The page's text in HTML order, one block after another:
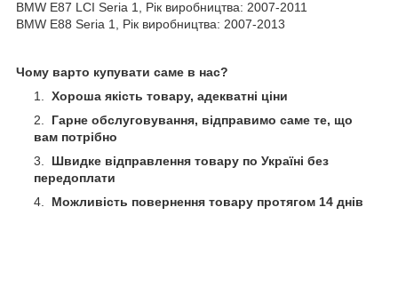
BMW E87 LCI Seria 1, Рік виробництва: 2007-2011
BMW E88 Seria 1, Рік виробництва: 2007-2013
Чому варто купувати саме в нас?
Хороша якість товару, адекватні ціни
Гарне обслуговування, відправимо саме те, що
вам потрібно
Швидке відправлення товару по Україні без
передоплати
Можливість повернення товару протягом 14 днів